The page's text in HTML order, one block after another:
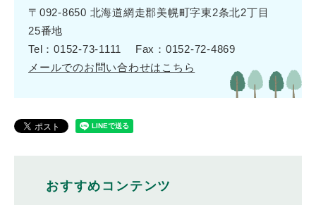
〒092-8650 北海道網走郡美幌町字東2条北2丁目
25番地
Tel：0152-73-1111
Fax：0152-72-4869
メールでのお問い合わせはこちら
おすすめコンテンツ